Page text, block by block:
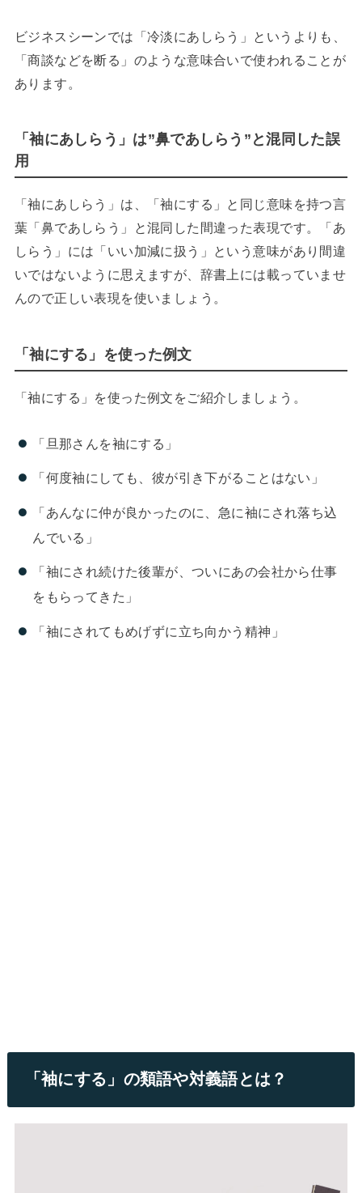
ビジネスシーンでは「冷淡にあしらう」というよりも、
「商談などを断る」のような意味合いで使われることが
あります。
「袖にあしらう」は”鼻であしらう”と混同した誤
用
「袖にあしらう」は、「袖にする」と同じ意味を持つ言
葉「鼻であしらう」と混同した間違った表現です。「あ
しらう」には「いい加減に扱う」という意味があり間違
いではないように思えますが、辞書上には載っていませ
んので正しい表現を使いましょう。
「袖にする」を使った例文
「袖にする」を使った例文をご紹介しましょう。
「旦那さんを袖にする」
「何度袖にしても、彼が引き下がることはない」
「あんなに仲が良かったのに、急に袖にされ落ち込
んでいる」
「袖にされ続けた後輩が、ついにあの会社から仕事
をもらってきた」
「袖にされてもめげずに立ち向かう精神」
「袖にする」の類語や対義語とは？